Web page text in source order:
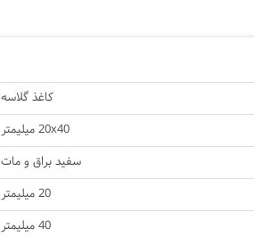
کاغذ گلاسه
20x40 میلیمتر
سفید براق و مات
20 میلیمتر
40 میلیمتر